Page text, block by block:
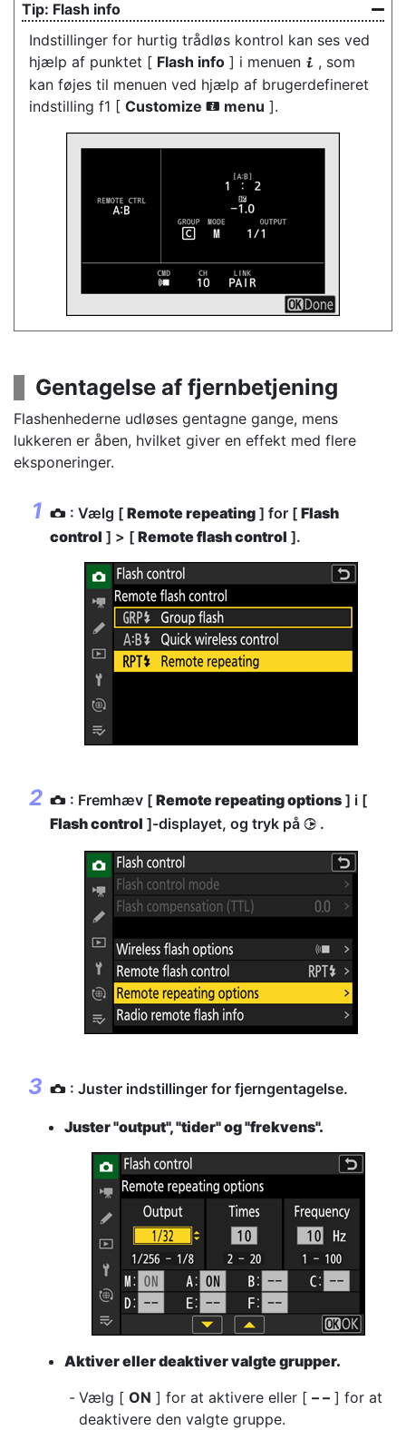
Flash info
Indstillinger for hurtig trådløs kontrol kan ses ved
hjælp af punktet [ Flash info ] i menuen i , som
kan føjes til menuen ved hjælp af brugerdefineret
indstilling f1 [ Customize i menu ].
Gentagelse af fjernbetjening
Flashenhederne udløses gentagne gange, mens
lukkeren er åben, hvilket giver en effekt med flere
eksponeringer.
C : Vælg [ Remote repeating ] for [ Flash
control ] > [ Remote flash control ].
C : Fremhæv [ Remote repeating options ] i [
Flash control ]-displayet, og tryk på 2 .
C : Juster indstillinger for fjerngentagelse.
Juster "output", "tider" og "frekvens".
Aktiver eller deaktiver valgte grupper.
Vælg [ ON ] for at aktivere eller [ – – ] for at
deaktivere den valgte gruppe.